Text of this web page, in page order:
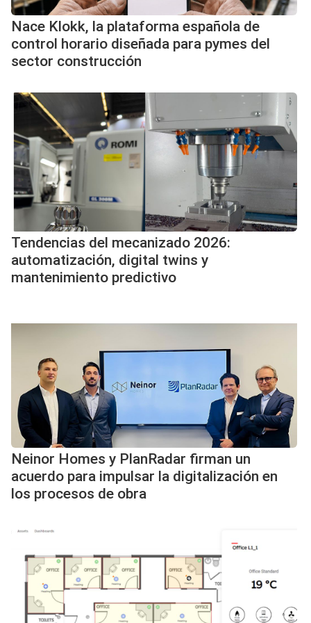
Nace Klokk, la plataforma española de
control horario diseñada para pymes del
sector construcción
Tendencias del mecanizado 2026:
automatización, digital twins y
mantenimiento predictivo
Neinor Homes y PlanRadar firman un
acuerdo para impulsar la digitalización en
los procesos de obra